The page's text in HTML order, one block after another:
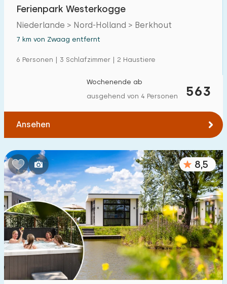
Ferienpark Westerkogge
Niederlande > Nord-Holland > Berkhout
7 km von Zwaag entfernt
6 Personen | 3 Schlafzimmer | 2 Haustiere
563
Wochenende ab
ausgehend von 4 Personen
Ansehen
8,5